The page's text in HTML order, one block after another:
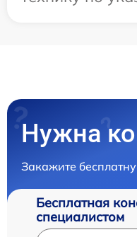
Нужна
Закажите
Бесплатная
специалистом